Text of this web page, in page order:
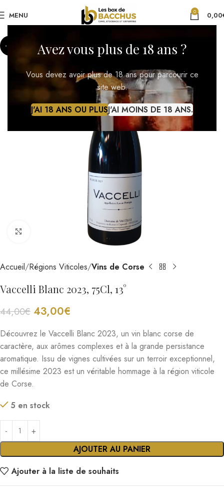
Avez vous plus de 18 ans ?
Vous devez avoir plus de 18 ans pour parcourir ce
site web.
J'AI 18 ANS OU PLUSJ'AI MOINS DE 18 ANS.
MENU 0 0,00
-2%
Cliquez pour agrandir
Accueil Régions Viticoles Vins de Corse
Vaccelli Blanc 2023, 75Cl, 13°
44,00€ 43,00€
Découvrez le Vaccelli Blanc 2023, un vin blanc corse de
caractère, aux arômes complexes et à la grande persistance
aromatique. Issu de vignes cultivées sur un terroir exceptionnel,
ce millésime 2023 est un véritable hommage à la région viticole
de Corse.
5 en stock
AJOUTER AU PANIER
Ajouter à la liste de souhaits